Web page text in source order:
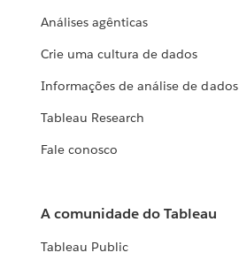
Análises agênticas
Crie uma cultura de dados
Informações de análise de dados
Tableau Research
Fale conosco
A comunidade do Tableau
Tableau Public